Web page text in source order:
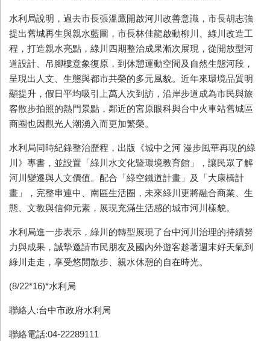
水利局說明，過去市長張溫鷹開啟河川改善意識，市長胡志強
提出舊城再生與親水藍圖，市長林佳龍啟動柳川、綠川改造工
程，打造親水亮點，綠川四期整治成果漸次展現，從開放型河
道設計、吊腳樓意象復原，到休憩運動空間及自然生態河段，
呈現出人文、生態與都市共榮的多元風貌。近年來環境品質明
顯提升，假日平均吸引上萬人次到訪，沿岸步道成為市民與旅
客散步拍照的熱門景點，鄰近的宮原眼科與台中火車站舊城區
商圈也因觀光人潮湧入而更加繁榮。
水利局同時紀錄整治歷程，出版《城中之河 漫步風華再現的綠
川》專書，並設置「綠川水文化暨環境教育館」，讓民眾了解
河川變遷與人文價值。配合「綠空鐵道計畫」及「大康橋計
畫」，完整串連中、南區生活圈，未來綠川更將融合商業、生
態、文教與信仰元素，展現充滿生活感的城市河川樣貌。
水利局進一步表示，綠川的轉型展現了台中河川治理的持續努
力與成果，誠摯邀請市民朋友及國內外遊客趁著週末好天氣到
綠川走走，享受悠閒散步、親水休憩的自在時光。
(8/22*16)*水利局
聯絡人:台中市政府水利局
聯絡電話:04-22289111